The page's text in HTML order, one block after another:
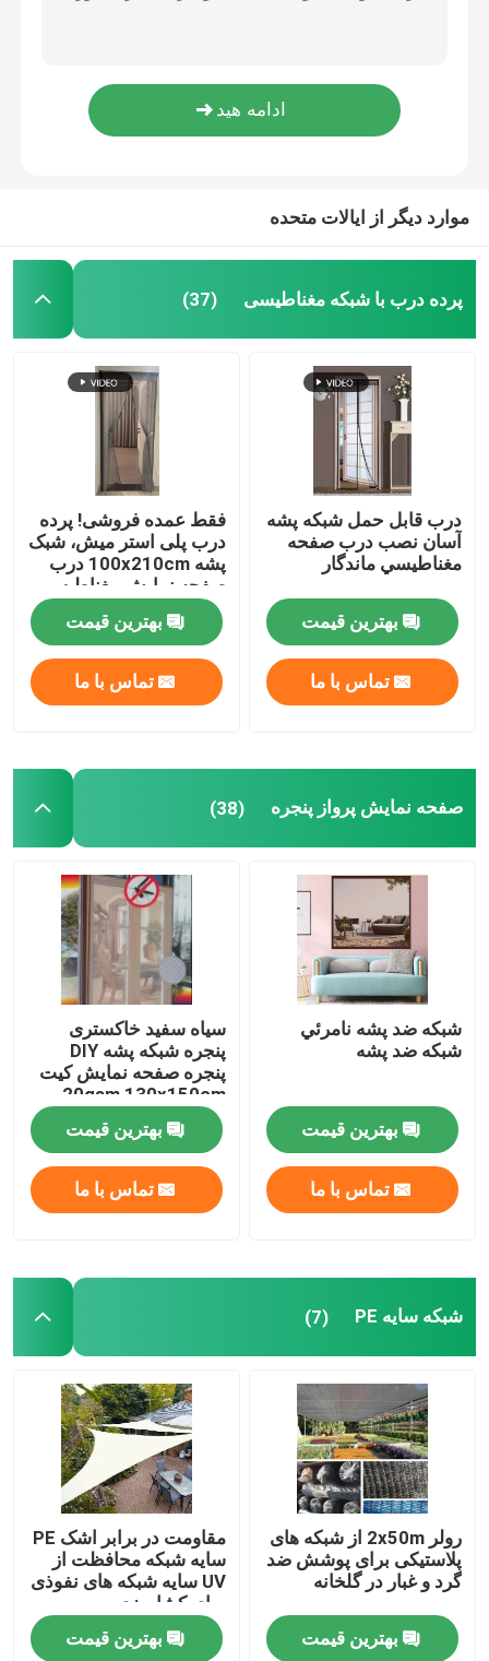
پیئ پلن
توری مشبک پلاستیکی
شبکه فیبرگلاس مقاوم به قلی
بند کابل نایلونی
پرده درب پلاستیکی مغناطیسی
قلاب و حلقه بلكرو
پوشش خاک پلی پروپیلن
موارد دیگر از ایالات متحده
پرده درب با شبکه مغناطیسی (37)
درب قابل حمل شبكه پشه
آسان نصب درب صفحه
مغناطيسي ماندگار
بهترین قیمت
تماس با ما
فقط عمده فروشی! پرده
درب پلی استر میش، شبک
پشه 100x210cm درب
صفحه نمایش مغناطیسی
درب میش نرم
بهترین قیمت
تماس با ما
صفحه نمایش پرواز پنجره (38)
شبكه ضد پشه نامرئي
شبكه ضد پشه
بهترین قیمت
تماس با ما
سیاه سفید خاکستری
پنجره شبکه پشه DIY
پنجره صفحه نمایش کیت
20gsm 130x150cm
بهترین قیمت
تماس با ما
شبکه سایه PE (7)
رولر 2x50m از شبکه های
پلاستیکی برای پوشش ضد
گرد و غبار در گلخانه
بهترین قیمت
مقاومت در برابر اشک PE
سایه شبکه محافظت از
UV سایه شبکه های نفوذی
برای کشاورزی
بهترین قیمت